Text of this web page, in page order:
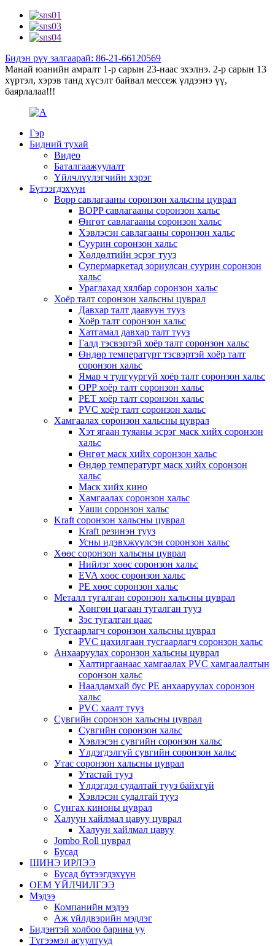
Бидэн рүү залгаарай: 86-21-66120569
Манай юанийн амралт 1-р сарын 23-наас эхэлнэ. 2-р сарын 13
хүртэл, хэрэв танд хүсэлт байвал мессеж үлдээнэ үү,
баярлалаа!!!
Гэр
Бидний тухай
Видео
Баталгаажуулалт
Үйлчлүүлэгчийн хэрэг
Бүтээгдэхүүн
Bopp савлагааны соронзон хальсны цуврал
BOPP савлагааны соронзон хальс
Өнгөт савлагааны соронзон хальс
Хэвлэсэн савлагааны соронзон хальс
Суурин соронзон хальс
Хөлдөлтийн эсрэг тууз
Супермаркетад зориулсан суурин соронзон
хальс
Ураглахад хялбар соронзон хальс
Хоёр талт соронзон хальсны цуврал
Давхар талт даавуун тууз
Хоёр талт соронзон хальс
Хатгамал давхар талт тууз
Галд тэсвэртэй хоёр талт соронзон хальс
Өндөр температурт тэсвэртэй хоёр талт
соронзон хальс
Ямар ч тулгуургүй хоёр талт соронзон хальс
OPP хоёр талт соронзон хальс
PET хоёр талт соронзон хальс
PVC хоёр талт соронзон хальс
Хамгаалах соронзон хальсны цуврал
Хэт ягаан туяаны эсрэг маск хийх соронзон
хальс
Өнгөт маск хийх соронзон хальс
Өндөр температурт маск хийх соронзон
хальс
Маск хийх кино
Хамгаалах соронзон хальс
Уаши соронзон хальс
Kraft соронзон хальсны цуврал
Kraft резинэн тууз
Усны идэвхжүүлсэн соронзон хальс
Хөөс соронзон хальсны цуврал
Нийлэг хөөс соронзон хальс
EVA хөөс соронзон хальс
PE хөөс соронзон хальс
Металл тугалган соронзон хальсны цуврал
Хөнгөн цагаан тугалган тууз
Зэс тугалган цаас
Тусгаарлагч соронзон хальсны цуврал
PVC цахилгаан тусгаарлагч соронзон хальс
Анхааруулах соронзон хальсны цуврал
Халтиргаанаас хамгаалах PVC хамгаалалтын
соронзон хальс
Наалдамхай бус PE анхааруулах соронзон
хальс
PVC хаалт тууз
Сувгийн соронзон хальсны цуврал
Сувгийн соронзон хальс
Хэвлэсэн сувгийн соронзон хальс
Үлдэгдэлгүй сувгийн соронзон хальс
Утас соронзон хальсны цуврал
Утастай тууз
Үлдэгдэл судалтай тууз байхгүй
Хэвлэсэн судалтай тууз
Сунгах киноны цуврал
Халуун хайлмал цавуу цуврал
Халуун хайлмал цавуу
Jombo Roll цуврал
Бусад
ШИНЭ ИРЛЭЭ
Бусад бүтээгдэхүүн
OEM ҮЙЛЧИЛГЭЭ
Мэдээ
Компанийн мэдээ
Аж үйлдвэрийн мэдлэг
Бидэнтэй холбоо барина уу
Түгээмэл асуултууд